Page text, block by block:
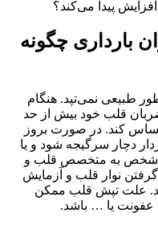
بارداری چگونه
طبیعی نمی‌تپد. هنگام
قلب خود بیش از حد
کند. در صورت بروز
دچار سرگيجه شود و يا
شخص به متخصص قلب و
نوار قلب و آزمايش
علت تپش قلب ممكن
عفونت يا … باشد.